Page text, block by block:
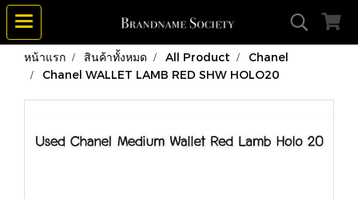
หน้าแรก สินค้าทั้งหมด All Product
Chanel
Chanel WALLET LAMB RED SHW HOLO20